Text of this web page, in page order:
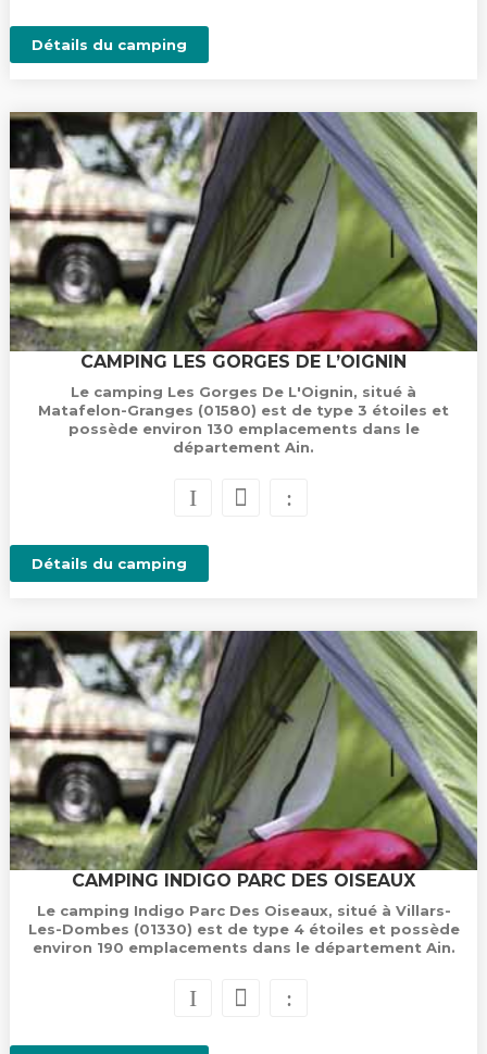
Détails du camping
CAMPING LES GORGES DE L’OIGNIN
Le camping Les Gorges De L'Oignin, situé à
Matafelon-Granges (01580) est de type 3 étoiles et
possède environ 130 emplacements dans le
département Ain.
Détails du camping
CAMPING INDIGO PARC DES OISEAUX
Le camping Indigo Parc Des Oiseaux, situé à Villars-
Les-Dombes (01330) est de type 4 étoiles et possède
environ 190 emplacements dans le département Ain.